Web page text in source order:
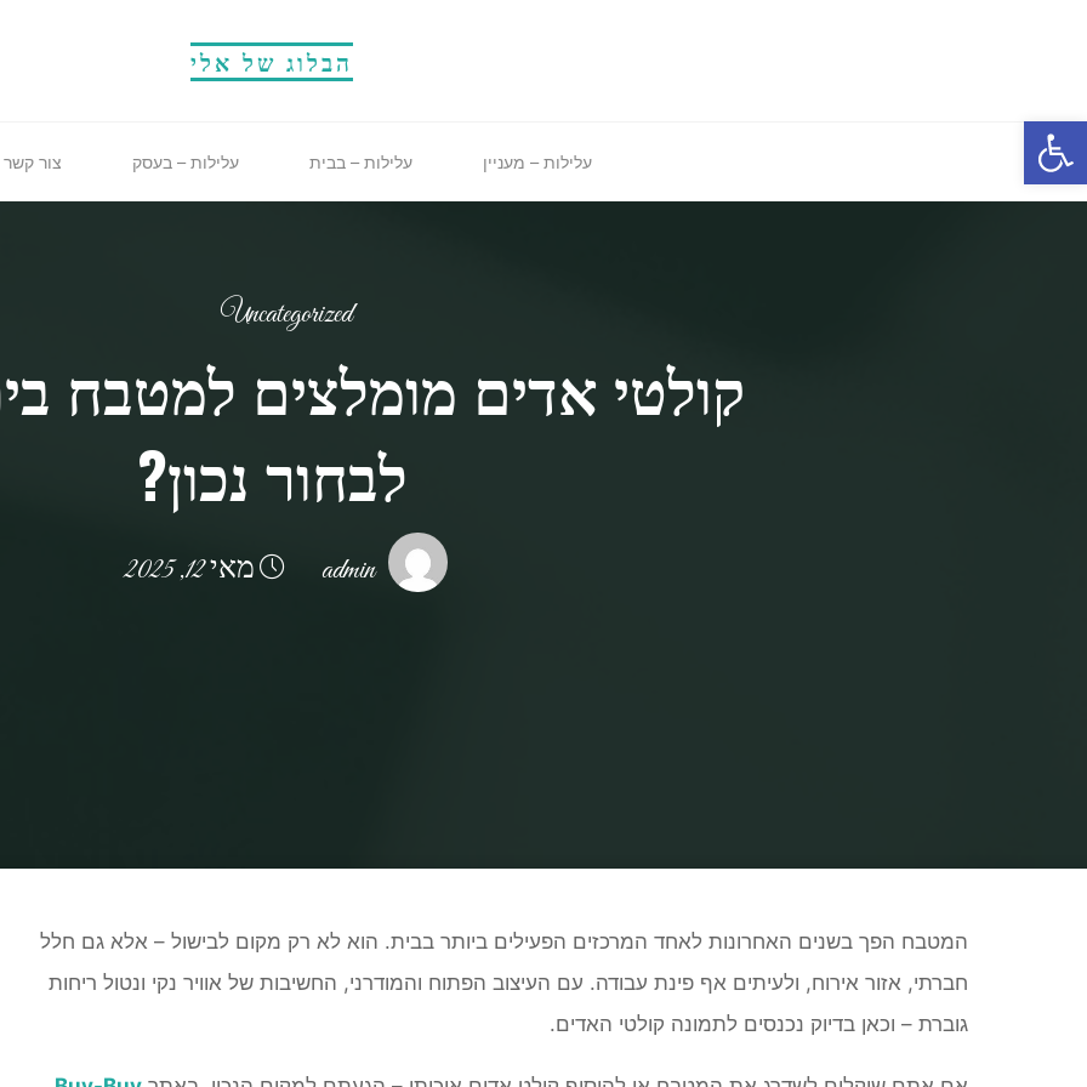
פתח סרגל נגישות
הבלוג של אלי
עלילות – מעניין עלילות – בבית עלילות – בעסק צור קשר
Uncategorized
קולטי אדים מומלצים למטבח
לבחור נכון?
admin מאי 12, 2025
המטבח הפך בשנים האחרונות לאחד המרכזים הפעילים ביותר בבית. הוא לא רק מקום לבישול – אלא גם חלל
חברתי, אזור אירוח, ולעיתים אף פינת עבודה. עם העיצוב הפתוח והמודרני, החשיבות של אוויר נקי ונטול ריחות
גוברת – וכאן בדיוק נכנסים לתמונה קולטי האדים.